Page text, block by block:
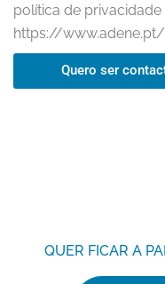
política de privacidade
https://
Quero ser
QUER FICAR A